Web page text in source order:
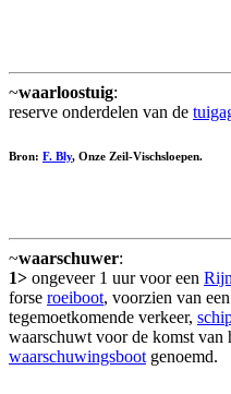
~waarloostuig:
reserve onderdelen van de
Bron: F. Bly, Onze Zeil-Vischsloepen.
~waarschuwer:
1> ongeveer 1 uur voor een
forse roeiboot, voorzien van
tegemoetkomende verkeer,
waarschuwt voor de komst
waarschuwingsboot genoemd.